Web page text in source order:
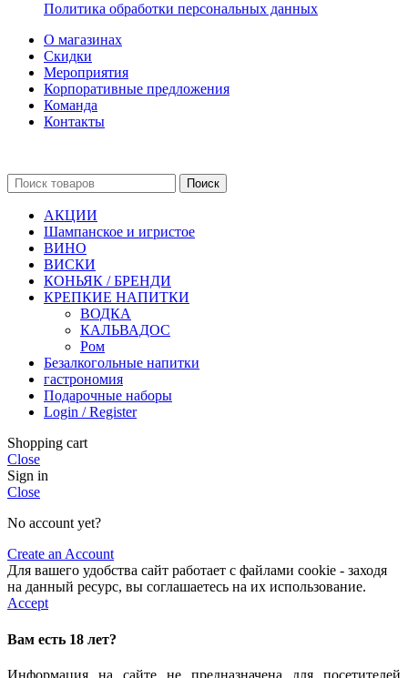
Политика обработки персональных данных
О магазинах
Скидки
Мероприятия
Корпоративные предложения
Команда
Контакты
Поиск
АКЦИИ
Шампанское и игристое
ВИНО
ВИСКИ
КОНЬЯК / БРЕНДИ
КРЕПКИЕ НАПИТКИ
ВОДКА
КАЛЬВАДОС
Ром
Безалкогольные напитки
гастрономия
Подарочные наборы
Login / Register
Shopping cart
Close
Sign in
Close
No account yet?
Create an Account
Для вашего удобства сайт работает с файлами cookie - заходя
на данный ресурс, вы соглашаетесь на их использование.
Accept
Вам есть 18 лет?
Информация на сайте не предназначена для посетителей